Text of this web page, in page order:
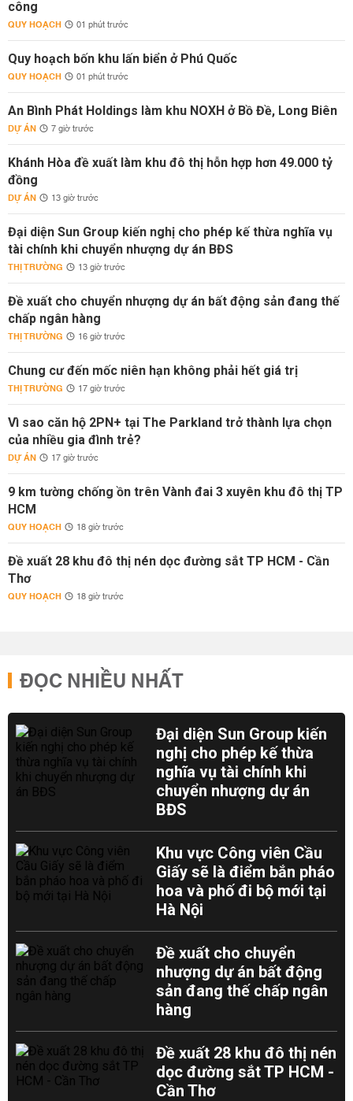
công
QUY HOẠCH 01 phút trước
Quy hoạch bốn khu lấn biển ở Phú Quốc
QUY HOẠCH 01 phút trước
An Bình Phát Holdings làm khu NOXH ở Bồ Đề, Long Biên
DỰ ÁN 7 giờ trước
Khánh Hòa đề xuất làm khu đô thị hỗn hợp hơn 49.000 tỷ
đồng
DỰ ÁN 13 giờ trước
Đại diện Sun Group kiến nghị cho phép kế thừa nghĩa vụ
tài chính khi chuyển nhượng dự án BĐS
THỊ TRƯỜNG 13 giờ trước
Đề xuất cho chuyển nhượng dự án bất động sản đang thế
chấp ngân hàng
THỊ TRƯỜNG 16 giờ trước
Chung cư đến mốc niên hạn không phải hết giá trị
THỊ TRƯỜNG 17 giờ trước
Vì sao căn hộ 2PN+ tại The Parkland trở thành lựa chọn
của nhiều gia đình trẻ?
DỰ ÁN 17 giờ trước
9 km tường chống ồn trên Vành đai 3 xuyên khu đô thị TP
HCM
QUY HOẠCH 18 giờ trước
Đề xuất 28 khu đô thị nén dọc đường sắt TP HCM - Cần
Thơ
QUY HOẠCH 18 giờ trước
ĐỌC NHIỀU NHẤT
Đại diện Sun Group kiến
nghị cho phép kế thừa
nghĩa vụ tài chính khi
chuyển nhượng dự án
BĐS
Khu vực Công viên Cầu
Giấy sẽ là điểm bắn pháo
hoa và phố đi bộ mới tại
Hà Nội
Đề xuất cho chuyển
nhượng dự án bất động
sản đang thế chấp ngân
hàng
Đề xuất 28 khu đô thị nén
dọc đường sắt TP HCM -
Cần Thơ